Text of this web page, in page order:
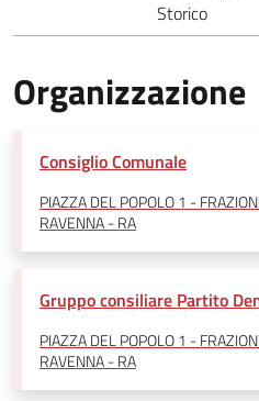
Storico
Organizzazione
Consiglio Comunale
PIAZZA DEL POPOLO 1 -
RAVENNA - RA
Gruppo consiliare Partito
PIAZZA DEL POPOLO 1 -
RAVENNA - RA